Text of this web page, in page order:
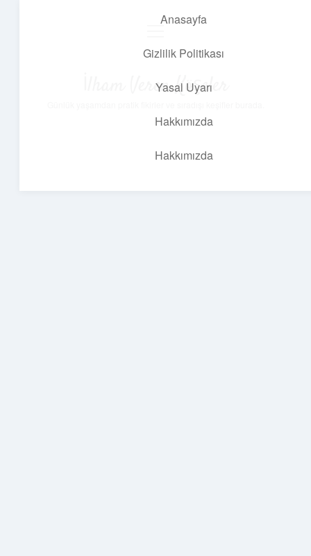
Anasayfa
Gizlilik Politikası
Yasal Uyarı
Hakkımızda
Hakkımızda
İlham Veren Köşeler